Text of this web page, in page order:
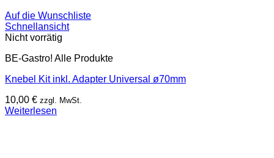
Auf die Wunschliste
Schnellansicht
Nicht vorrätig
BE-Gastro! Alle Produkte
Knebel Kit inkl. Adapter Universal ø70mm
10,00 € zzgl. MwSt.
Weiterlesen